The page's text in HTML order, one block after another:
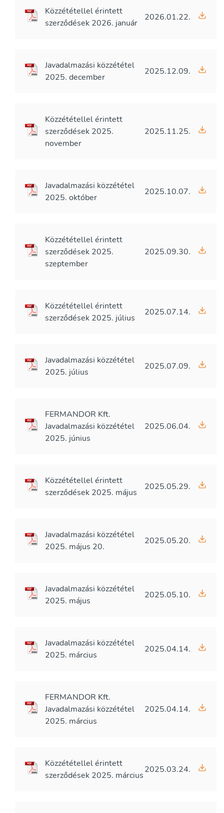
Közzététellel érintett
szerződések 2026. január
2026.01.22.
Javadalmazási közzététel
2025. december
2025.12.09.
Közzététellel érintett
szerződések 2025.
november
2025.11.25.
Javadalmazási közzététel
2025. október
2025.10.07.
Közzététellel érintett
szerződések 2025.
szeptember
2025.09.30.
Közzététellel érintett
szerződések 2025. július
2025.07.14.
Javadalmazási közzététel
2025. július
2025.07.09.
FERMANDOR Kft.
Javadalmazási közzététel
2025. június
2025.06.04.
Közzététellel érintett
szerződések 2025. május
2025.05.29.
Javadalmazási közzététel
2025. május 20.
2025.05.20.
Javadalmazási közzététel
2025. május
2025.05.10.
Javadalmazási közzététel
2025. március
2025.04.14.
FERMANDOR Kft.
Javadalmazási közzététel
2025. március
2025.04.14.
Közzététellel érintett
szerződések 2025. március
2025.03.24.